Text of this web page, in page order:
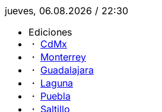
jueves, 06.08.2026 / 22:30
Ediciones
CdMx
Monterrey
Guadalajara
Laguna
Puebla
Saltillo